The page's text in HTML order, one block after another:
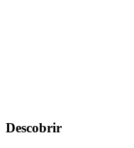
Descobrir